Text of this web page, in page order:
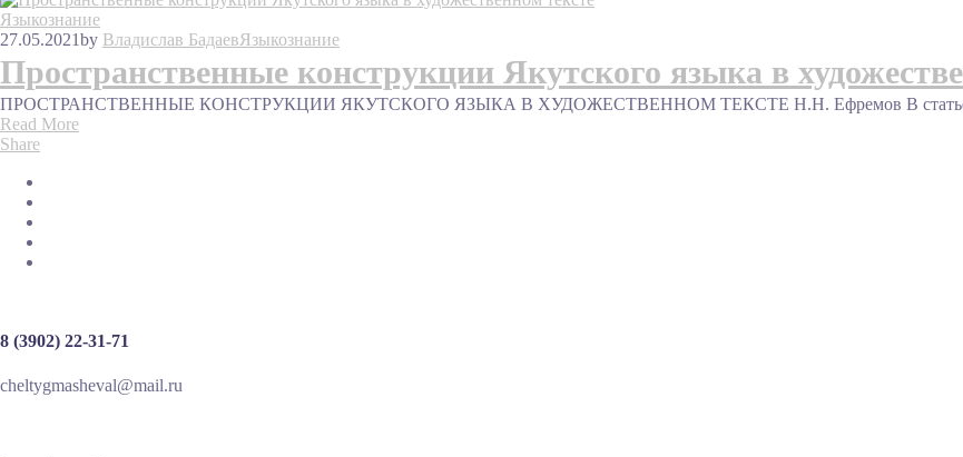
Языкознание
27.05.2021by Владислав БадаевЯзыкознание
Пространственные конструкции Якутского языка в
ПРОСТРАНСТВЕННЫЕ КОНСТРУКЦИИ ЯКУТСКОГО ЯЗЫКА В ХУДОЖЕСТВЕННОМ ТЕКСТЕ Н.Н. Ефремов В статье
Read More
Share
8 (3902) 22-31-71
cheltygmasheval@mail.ru